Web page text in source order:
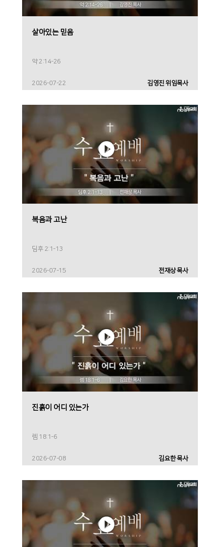
살아있는 믿음
약 2:14-26
2026-07-22 김영진 위임목사
복음과 고난
딤후 2:1-13
2026-07-15 전재상 목사
진흙이 어디 있는가
렘 18:1-6
2026-07-08 김요한 목사